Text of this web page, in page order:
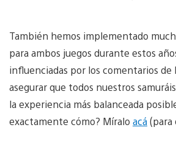
También hemos implementado
para ambos juegos durante estos
influenciadas por los comentarios de
asegurar que todos nuestros
la experiencia más balanceada
exactamente cómo? Míralo acá(para